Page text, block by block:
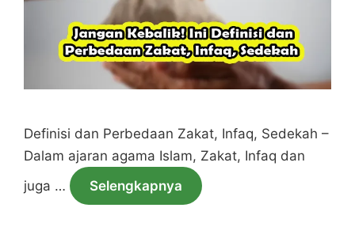
Definisi dan Perbedaan Zakat, Infaq, Sedekah –
Dalam ajaran agama Islam, Zakat, Infaq dan
juga …
Selengkapnya